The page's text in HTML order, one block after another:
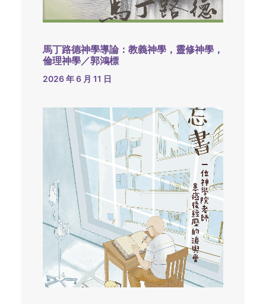
馬丁路德神學導論：教義神學，靈修神學，
倫理神學／郭鴻標
2026 年 6 月 11 日